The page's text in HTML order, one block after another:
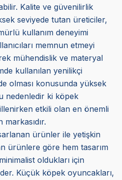
Kalite ve güvenilirlik
seviyede tutan üreticiler,
kullanım deneyimi
memnun etmeyi
mühendislik ve materyal
kullanılan yenilikçi
olması konusunda yüksek
nedenledir ki köpek
etkili olan en önemli
ürünler ile yetişkin
ürünlere göre hem tasarım
oldukları için
Küçük köpek oyuncakları,